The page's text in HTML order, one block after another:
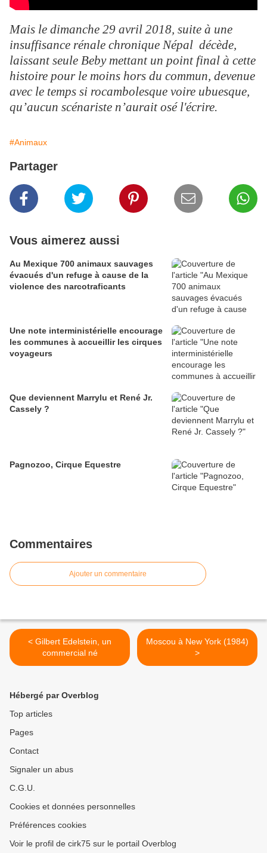
Mais le dimanche 29 avril 2018, suite à une
insuffisance rénale chronique Népal décède,
laissant seule Beby mettant un point final à cette
histoire pour le moins hors du commun, devenue
avec le temps si rocambolesque voire ubuesque,
qu’aucun scénariste n’aurait osé l'écrire.
#Animaux
Partager
Vous aimerez aussi
Au Mexique 700 animaux sauvages
évacués d'un refuge à cause de la
violence des narcotraficants
Une note interministérielle encourage
les communes à accueillir les cirques
voyageurs
Que deviennent Marrylu et René Jr.
Cassely ?
Pagnozoo, Cirque Equestre
Commentaires
Ajouter un commentaire
< Gilbert Edelstein, un
commercial né
Moscou à New York (1984)
>
Hébergé par Overblog
Top articles
Pages
Contact
Signaler un abus
C.G.U.
Cookies et données personnelles
Préférences cookies
Voir le profil de cirk75 sur le portail Overblog